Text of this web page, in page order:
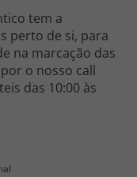
tem a
perto de si, para
na marcação das
o nosso call
das 10:00 às